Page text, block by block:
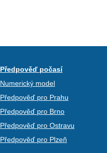
Předpověď počasí
Numerický model
Předpověď pro Prahu
Předpověď pro Brno
Předpověď pro Ostravu
Předpověď pro Plzeň